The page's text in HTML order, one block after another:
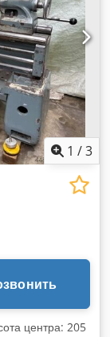
ок. 450 кг.
3640, 4140
(до 0,8
19% НДС.
Dwjdpfx
1 /3
центра: 205